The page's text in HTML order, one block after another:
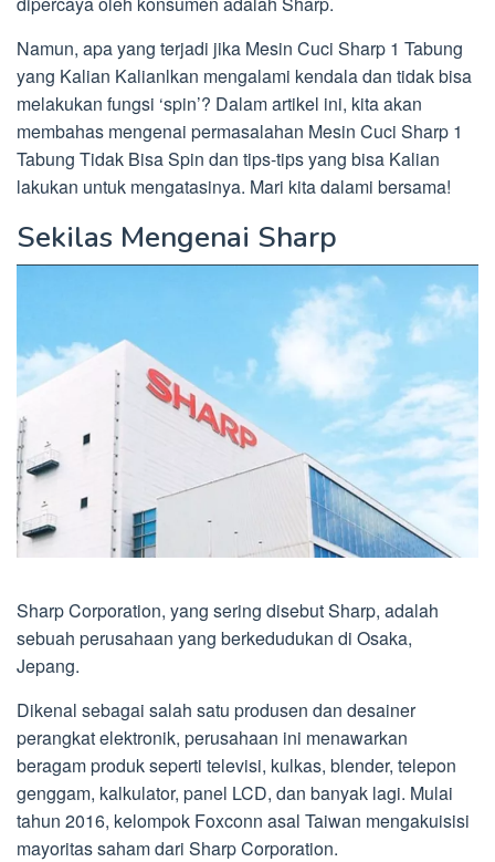
Namun, apa yang terjadi jika Mesin Cuci Sharp 1 Tabung
yang Kalian Kalianlkan mengalami kendala dan tidak bisa
melakukan fungsi ‘spin’? Dalam artikel ini, kita akan
membahas mengenai permasalahan Mesin Cuci Sharp 1
Tabung Tidak Bisa Spin dan tips-tips yang bisa Kalian
lakukan untuk mengatasinya. Mari kita dalami bersama!
Sekilas Mengenai Sharp
Sharp Corporation, yang sering disebut Sharp, adalah
sebuah perusahaan yang berkedudukan di Osaka,
Jepang.
Dikenal sebagai salah satu produsen dan desainer
perangkat elektronik, perusahaan ini menawarkan
beragam produk seperti televisi, kulkas, blender, telepon
genggam, kalkulator, panel LCD, dan banyak lagi. Mulai
tahun 2016, kelompok Foxconn asal Taiwan mengakuisisi
mayoritas saham dari Sharp Corporation.